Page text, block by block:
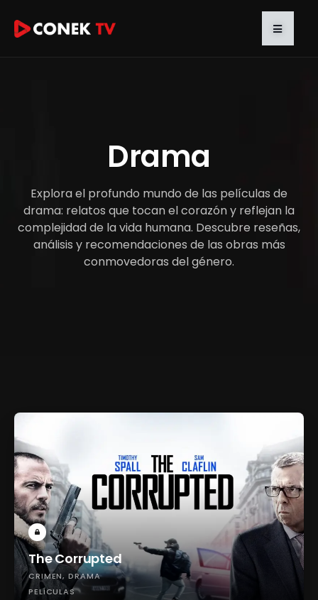
Drama
Explora el profundo mundo de las películas de
drama: relatos que tocan el corazón y reflejan la
complejidad de la vida humana. Descubre reseñas,
análisis y recomendaciones de las obras más
conmovedoras del género.
The Corrupted
CRIMEN DRAMA
PELÍCULAS